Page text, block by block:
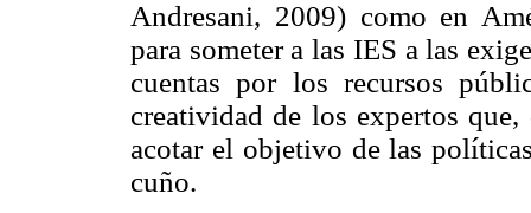
Andresani, 2009) como en
para someter a las IES a las
cuentas por los recursos
creatividad de los expertos que,
acotar el objetivo de las
cuño.